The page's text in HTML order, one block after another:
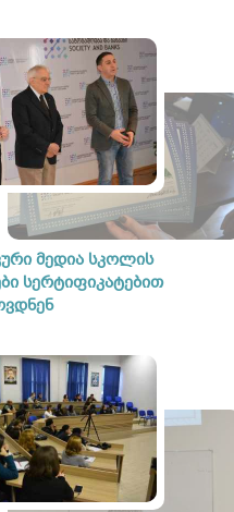
მედია სკოლის
სერტიფიკატებით